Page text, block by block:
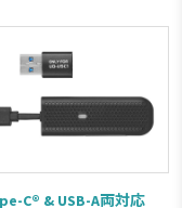
#防塵
#ルーター
#LTE-M
C® & USB-A両対応